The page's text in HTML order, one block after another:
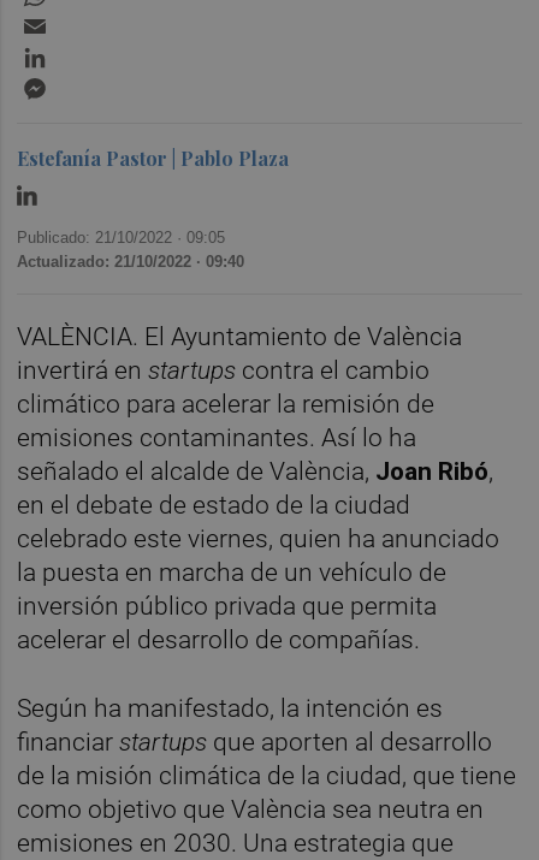
Estefanía Pastor | Pablo Plaza
Publicado: 21/10/2022 ·09:05
Actualizado: 21/10/2022 · 09:40
VALÈNCIA. El Ayuntamiento de València
invertirá enstartups contra el cambio
climático para acelerar la remisión de
emisiones contaminantes. Así lo ha
señalado el alcalde de València, Joan Ribó,
en el debate de estado de la ciudad
celebrado este viernes, quien ha anunciado
la puesta en marcha de un vehículo de
inversión público privada que permita
acelerar el desarrollo de compañías.
Según ha manifestado, la intención es
financiarstartups que aporten al desarrollo
de la misión climática de la ciudad, que tiene
como objetivo que València sea neutra en
emisiones en 2030. Una estrategia que